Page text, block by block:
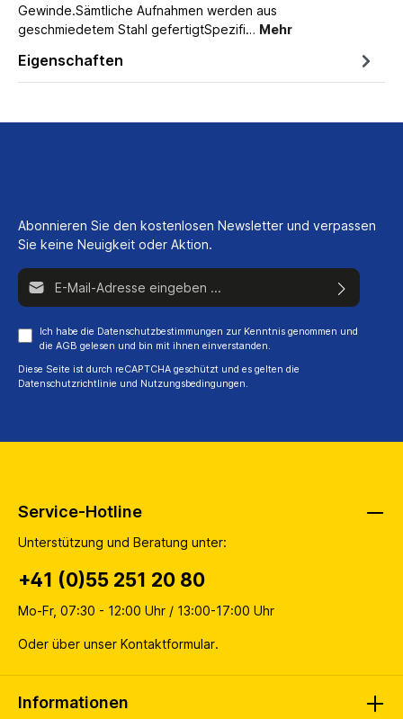
Gewinde.Sämtliche Aufnahmen werden aus
geschmiedetem Stahl gefertigtSpezifi… Mehr
Eigenschaften
Abonnieren Sie den kostenlosen Newsletter und verpassen
Sie keine Neuigkeit oder Aktion.
E-Mail-Adresse*
Ich habe die Datenschutzbestimmungen zur Kenntnis genommen und
die AGB gelesen und bin mit ihnen einverstanden.
Diese Seite ist durch reCAPTCHA geschützt und es gelten die
Datenschutzrichtlinie und Nutzungsbedingungen
Service-Hotline
Unterstützung und Beratung unter:
+41 (0)55 251 20 80
Mo-Fr, 07:30 - 12:00 Uhr / 13:00-17:00 Uhr
Oder über unser Kontaktformular.
Informationen